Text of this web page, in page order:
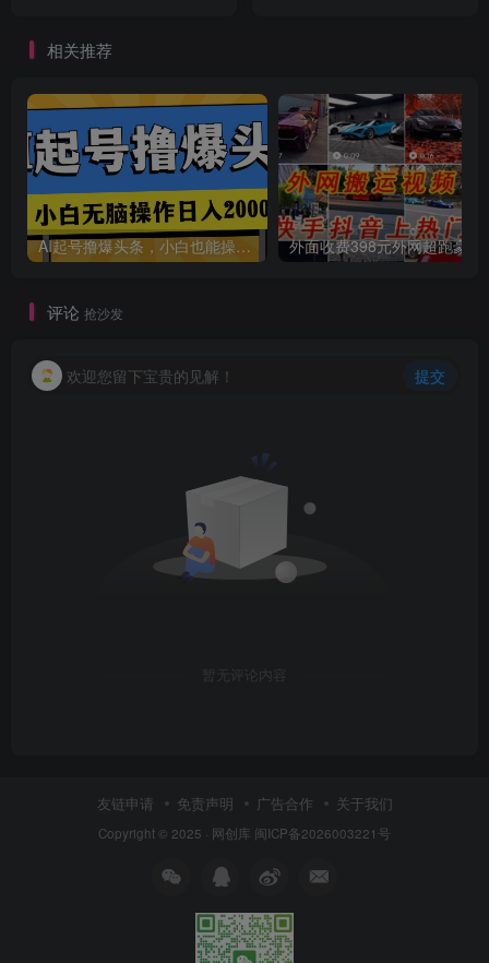
相关推荐
AI起号撸爆头条，小白也能操作，日入2000+
评论 抢沙发
欢迎您留下宝贵的见解！ 提交
暂无评论内容
友链申请 免责声明 广告合作 关于我们
Copyright © 2025 · 网创库 闽ICP备2026003221号